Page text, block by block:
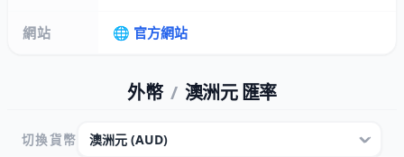
網站 🌐 官方網站
外幣 / 澳洲元 匯率
切換貨幣